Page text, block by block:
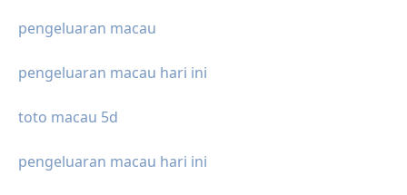
pengeluaran macau
pengeluaran macau hari ini
toto macau 5d
pengeluaran macau hari ini